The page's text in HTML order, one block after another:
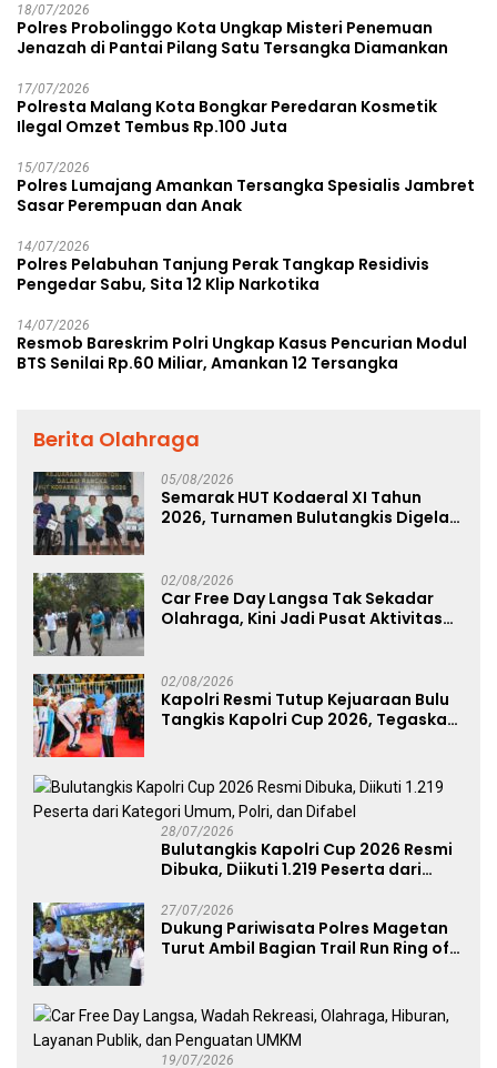
18/07/2026
Polres Probolinggo Kota Ungkap Misteri Penemuan
Jenazah di Pantai Pilang Satu Tersangka Diamankan
17/07/2026
Polresta Malang Kota Bongkar Peredaran Kosmetik
Ilegal Omzet Tembus Rp.100 Juta
15/07/2026
Polres Lumajang Amankan Tersangka Spesialis Jambret
Sasar Perempuan dan Anak
14/07/2026
Polres Pelabuhan Tanjung Perak Tangkap Residivis
Pengedar Sabu, Sita 12 Klip Narkotika
14/07/2026
Resmob Bareskrim Polri Ungkap Kasus Pencurian Modul
BTS Senilai Rp.60 Miliar, Amankan 12 Tersangka
Berita Olahraga
05/08/2026
Semarak HUT Kodaeral XI Tahun
2026, Turnamen Bulutangkis Digelar
02/08/2026
Car Free Day Langsa Tak Sekadar
Olahraga, Kini Jadi Pusat Aktivitas
02/08/2026
Kapolri Resmi Tutup Kejuaraan Bulu
Tangkis Kapolri Cup 2026, Tegaskan
28/07/2026
Bulutangkis Kapolri Cup 2026 Resmi
Dibuka, Diikuti 1.219 Peserta dari
27/07/2026
Dukung Pariwisata Polres Magetan
Turut Ambil Bagian Trail Run Ring of
19/07/2026